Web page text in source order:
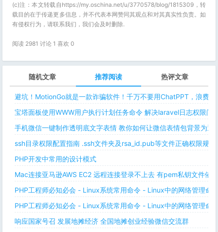
(c)注：本文转载自https://my.oschina.net/u/3770578/blog/1815309，转
载目的在于传递更多信息，并不代表本网赞同其观点和对其真实性负责。如
有侵权行为，请联系我们，我们会及时删除.
阅读 2981 讨论 1 喜欢 0
随机文章 推荐阅读 热评文章
避坑！MotionGo就是一款诈骗软件！千万不要用ChatPPT，浪费时
宝塔面板使用WWW用户执行计划任务命令 解决laravel日志权限问
手机微信一键制作透明底文字表情 教你如何让微信表情包背景为
ssh目录权限配置指南 .ssh文件夹及rsa_id.pub等文件正确权限规则
PHP开发中常用的设计模式
Mac连接亚马逊AWS EC2 远程连接登录不上去 有pem私钥文件依
PHP工程师必知必会 - Linux系统常用命令 - Linux中的网络管理命
PHP工程师必知必会 - Linux系统常用命令 - Linux中的网络管理命
响应国家号召 发展地摊经济 全国地摊创业经验微信交流群